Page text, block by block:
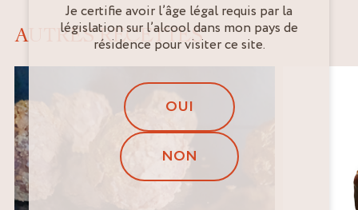
AUTRES RECETTES
Je certifie avoir l’âge légal requis par la
législation sur l’alcool dans mon pays de
résidence pour visiter ce site.
OUI
NON